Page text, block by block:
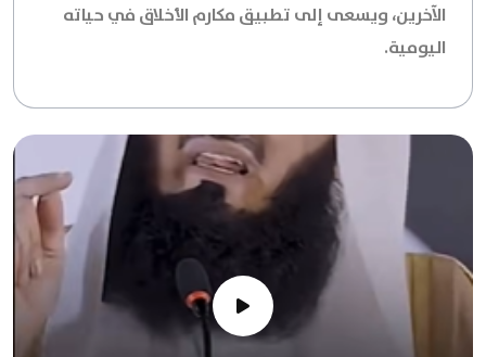
الآخرين، ويسعى إلى تطبيق مكارم الأخلاق في حياته
اليومية.